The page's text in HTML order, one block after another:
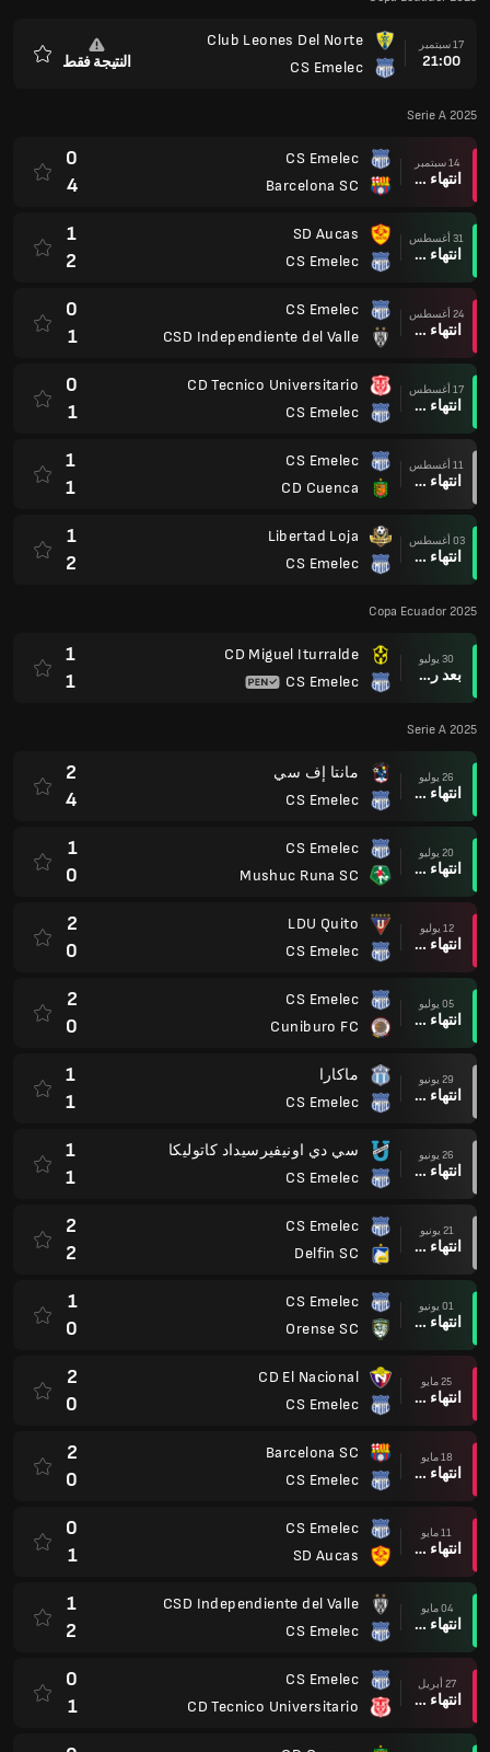
17 سبتمبر
21:00
Club Leones Del Norte
CS Emelec
النتيجة فقط
Serie A 2025
14 سبتمبر
انتهاء وقت المباراة
CS Emelec
Barcelona SC
0
4
31 أغسطس
انتهاء وقت المباراة
SD Aucas
CS Emelec
1
2
24 أغسطس
انتهاء وقت المباراة
CS Emelec
CSD Independiente del Valle
0
1
17 أغسطس
انتهاء وقت المباراة
CD Tecnico Universitario
CS Emelec
0
1
11 أغسطس
انتهاء وقت المباراة
CS Emelec
CD Cuenca
1
1
03 أغسطس
انتهاء وقت المباراة
Libertad Loja
CS Emelec
1
2
Copa Ecuador 2025
30 يوليو
بعد ركلات الترجيح
CD Miguel Iturralde
CS Emelec
1
1
Serie A 2025
26 يوليو
انتهاء وقت المباراة
مانتا إف سي
CS Emelec
2
4
20 يوليو
انتهاء وقت المباراة
CS Emelec
Mushuc Runa SC
1
0
12 يوليو
انتهاء وقت المباراة
LDU Quito
CS Emelec
2
0
05 يوليو
انتهاء وقت المباراة
CS Emelec
Cuniburo FC
2
0
29 يونيو
انتهاء وقت المباراة
ماكارا
CS Emelec
1
1
26 يونيو
انتهاء وقت المباراة
سي دي اونيفيرسيداد كاتوليكا
CS Emelec
1
1
21 يونيو
انتهاء وقت المباراة
CS Emelec
Delfin SC
2
2
01 يونيو
انتهاء وقت المباراة
CS Emelec
Orense SC
1
0
25 مايو
انتهاء وقت المباراة
CD El Nacional
CS Emelec
2
0
18 مايو
انتهاء وقت المباراة
Barcelona SC
CS Emelec
2
0
11 مايو
انتهاء وقت المباراة
CS Emelec
SD Aucas
0
1
04 مايو
انتهاء وقت المباراة
CSD Independiente del Valle
CS Emelec
1
2
27 أبريل
انتهاء وقت المباراة
CS Emelec
CD Tecnico Universitario
0
1